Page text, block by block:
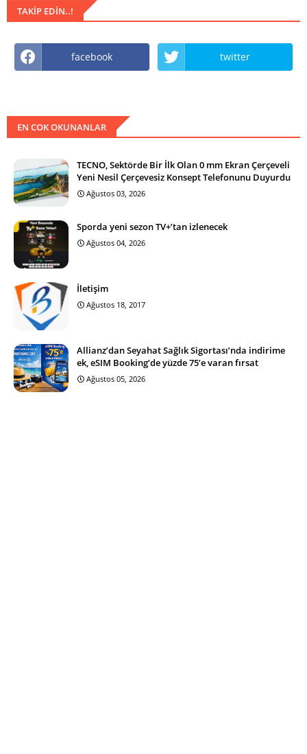
TAKIP EDIN..!
facebook twitter
EN COK OKUNANLAR
TECNO, Sektörde Bir İlk Olan 0 mm Ekran Çerçeveli
Yeni Nesil Çerçevesiz Konsept Telefonunu Duyurdu
Ağustos 03, 2026
Sporda yeni sezon TV+’tan izlenecek
Ağustos 04, 2026
İletişim
Ağustos 18, 2017
Allianz’dan Seyahat Sağlık Sigortası’nda indirime
ek, eSIM Booking’de yüzde 75’e varan fırsat
Ağustos 05, 2026